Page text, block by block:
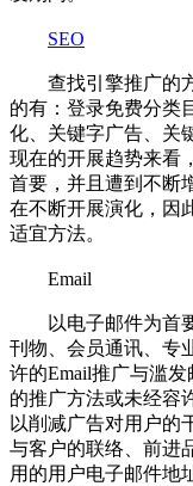
SEO
查找引擎推广的方
的有：登录免费分类
化、关键字广告、关
现在的开展趋势来看
首要，并且遭到不断
在不断开展演化，因
适宜方法。
Email
以电子邮件为首要
刊物、会员通讯、专
许的Email推广与滥
的推广方法或未经容
以削减广告对用户的
与客户的联络、前进
用的用户电子邮件地